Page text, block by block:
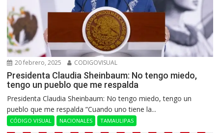
20 febrero, 2025 CODIGOVISUAL
Presidenta Claudia Sheinbaum: No tengo miedo,
tengo un pueblo que me respalda
Presidenta Claudia Sheinbaum: No tengo miedo, tengo un
pueblo que me respalda ”Cuando uno tiene la...
CÓDIGO VISUAL NACIONALES TAMAULIPAS